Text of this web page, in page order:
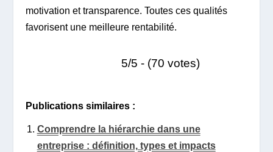
motivation et transparence. Toutes ces qualités
favorisent une meilleure rentabilité.
5/5 - (70 votes)
Publications similaires :
Comprendre la hiérarchie dans une
entreprise : définition, types et impacts